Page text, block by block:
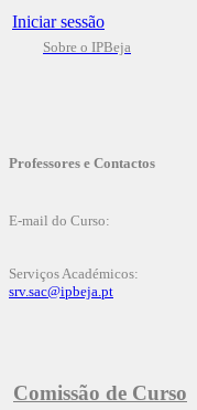
Iniciar sessão
Sobre o IPBeja
Professores e Contactos
E-mail do Curso:
Serviços Académicos:
srv.sac@ipbeja.pt
Comissão de Curso